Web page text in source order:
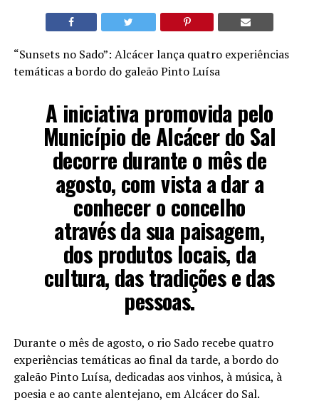
“Sunsets no Sado”: Alcácer lança quatro experiências
temáticas a bordo do galeão Pinto Luísa
A iniciativa promovida pelo
Município de Alcácer do Sal
decorre durante o mês de
agosto, com vista a dar a
conhecer o concelho
através da sua paisagem,
dos produtos locais, da
cultura, das tradições e das
pessoas.
Durante o mês de agosto, o rio Sado recebe quatro
experiências temáticas ao final da tarde, a bordo do
galeão Pinto Luísa, dedicadas aos vinhos, à música, à
poesia e ao cante alentejano, em Alcácer do Sal.